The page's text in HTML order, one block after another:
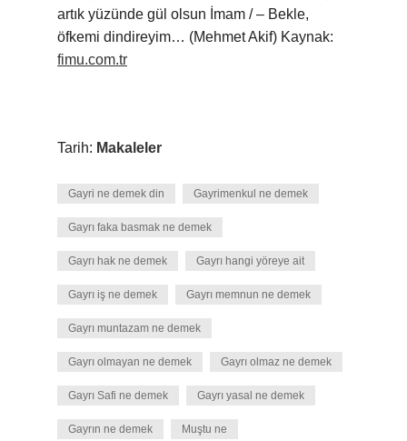
artık yüzünde gül olsun İmam / – Bekle,
öfkemi dindireyim… (Mehmet Akif) Kaynak:
fimu.com.tr
Tarih: Makaleler
Gayri ne demek din Gayrimenkul ne demek
Gayrı faka basmak ne demek
Gayrı hak ne demek Gayrı hangi yöreye ait
Gayrı iş ne demek Gayrı memnun ne demek
Gayrı muntazam ne demek
Gayrı olmayan ne demek Gayrı olmaz ne demek
Gayrı Safi ne demek Gayrı yasal ne demek
Gayrın ne demek Muştu ne